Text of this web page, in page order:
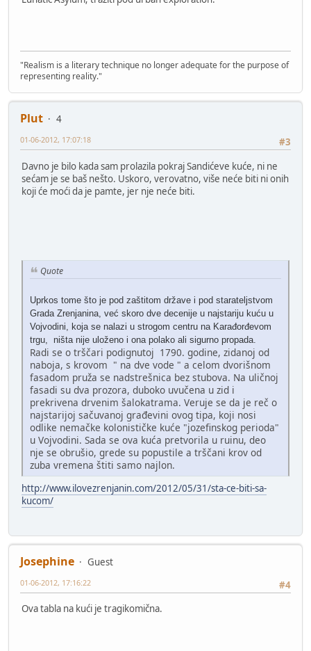
"Realism is a literary technique no longer adequate for the purpose of
representing reality."
Plut
4
#3
01-06-2012, 17:07:18
Davno je bilo kada sam prolazila pokraj Sandićeve kuće, ni ne
sećam je se baš nešto. Uskoro, verovatno, više neće biti ni onih
koji će moći da je pamte, jer nje neće biti.
Quote
Uprkos tome što je pod zaštitom države i pod starateljstvom
Grada Zrenjanina, već skoro dve decenije u najstariju kuću u
Vojvodini, koja se nalazi u strogom centru na Karađorđevom
trgu, ništa nije uloženo i ona polako ali sigurno propada.
Radi se o trščari podignutoj 1790. godine, zidanoj od
naboja, s krovom " na dve vode " a celom dvorišnom
fasadom pruža se nadstrešnica bez stubova. Na uličnoj
fasadi su dva prozora, duboko uvučena u zid i
prekrivena drvenim šalokatrama. Veruje se da je reč o
najstarijoj sačuvanoj građevini ovog tipa, koji nosi
odlike nemačke kolonističke kuće "jozefinskog perioda"
u Vojvodini. Sada se ova kuća pretvorila u ruinu, deo
nje se obrušio, grede su popustile a trščani krov od
zuba vremena štiti samo najlon.
http://www.ilovezrenjanin.com/2012/05/31/sta-ce-biti-sa-
kucom/
Josephine
Guest
#4
01-06-2012, 17:16:22
Ova tabla na kući je tragikomična.